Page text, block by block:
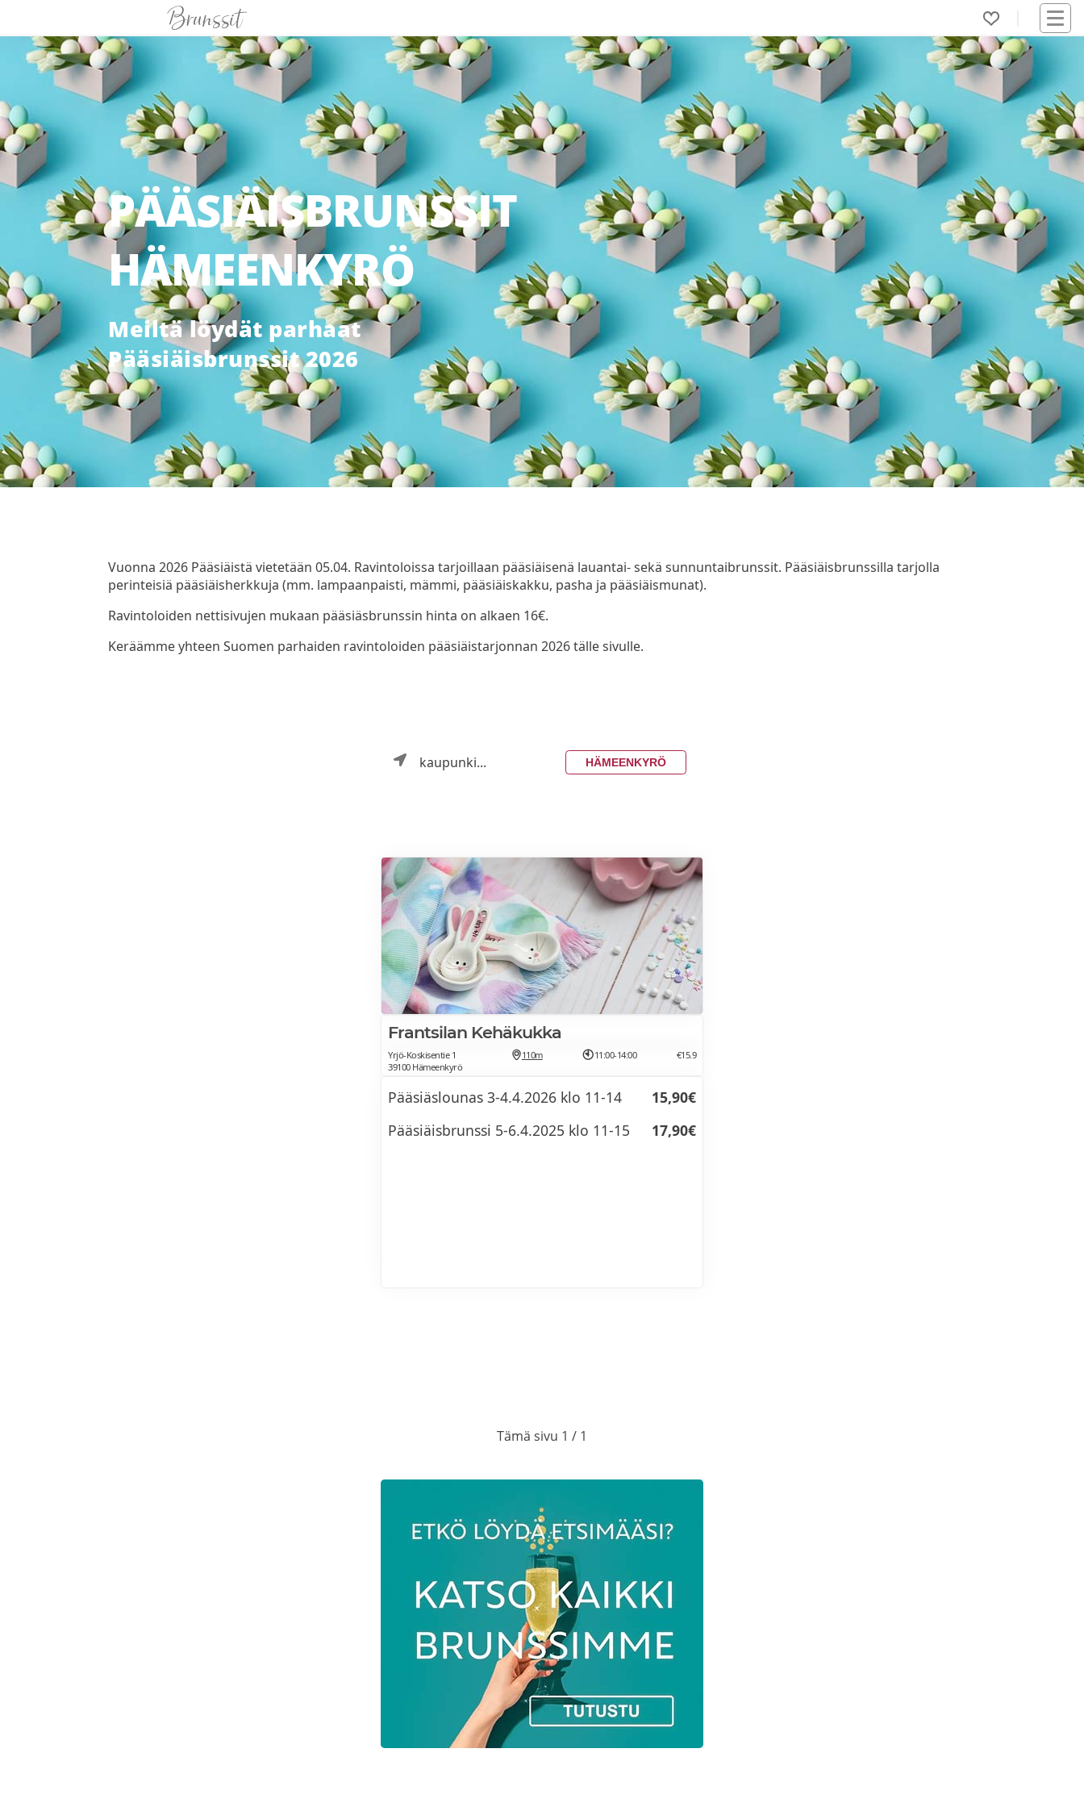
PÄÄSIÄISBRUNSSIT
HÄMEENKYRÖ
Meiltä löydät parhaat
Pääsiäisbrunssit 2026
Vuonna 2026 Pääsiäistä vietetään 05.04. Ravintoloissa tarjoillaan pääsiäisenä lauantai- sekä sunnuntaibrunssit. Pääsiäisbrunssilla tarjolla
perinteisiä pääsiäisherkkuja (mm. lampaanpaisti, mämmi, pääsiäiskakku, pasha ja pääsiäismunat).
Ravintoloiden nettisivujen mukaan pääsiäsbrunssin hinta on alkaen 16€.
Keräämme yhteen Suomen parhaiden ravintoloiden pääsiäistarjonnan 2026 tälle sivulle.
kaupunki... HÄMEENKYRÖ
Frantsilan Kehäkukka
Yrjö-Koskisentie 1
39100 Hämeenkyrö
110m 11:00-14:00 €15.9
Pääsiäslounas 3-4.4.2026 klo 11-14
15,90€
Pääsiäisbrunssi 5-6.4.2025 klo 11-15
17,90€
Tämä sivu 1 / 1